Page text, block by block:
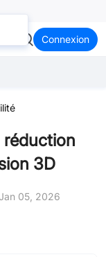
Connexion
réduction
3D
05, 2026